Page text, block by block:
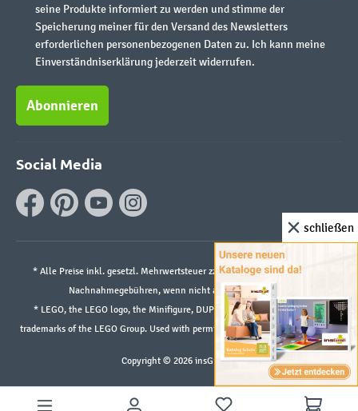
seine Produkte informiert zu werden und stimme der
Speicherung meiner für den Versand des Newsletters
erforderlichen personenbezogenen Daten zu. Ich kann meine
Einverständniserklärung jederzeit widerrufen.
Abonnieren
Social Media
* Alle Preise inkl. gesetzl. Mehrwertsteuer zzgl.Versandkostenund ggf.
Nachnahmegebühren, wenn nicht anders angegeben.
* LEGO, the LEGO logo, the Minifigure, DUPLO, and the SPIKE logo are
trademarks of the LEGO Group. Used with permission. ©2026 The LEGO Group
Copyright © 2026 insGraf.de
schließen